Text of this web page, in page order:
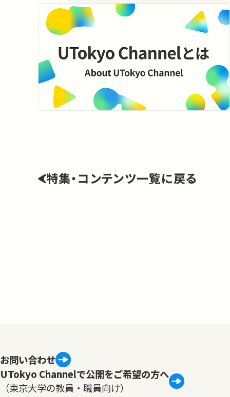
特集・コンテンツ一覧に戻る
お問い合わせ
UTokyo Channelで公開をご希望の方へ
（東京大学の教員・職員向け）